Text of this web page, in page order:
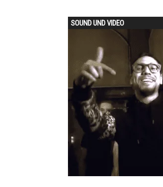
SOUND UND VIDEO